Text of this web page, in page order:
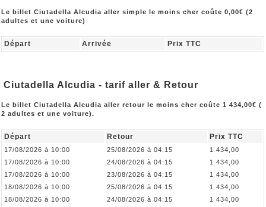
Le billet Ciutadella Alcudia aller simple le moins cher coûte 0,00€ (2
adultes et une voiture)
Départ Arrivée Prix TTC
Ciutadella Alcudia - tarif aller & Retour
Le billet Ciutadella Alcudia aller retour le moins cher coûte 1 434,00€ (
2 adultes et une voiture).
Départ Retour Prix TTC
17/08/2026 à 10:00 25/08/2026 à 04:15
1 434,00
17/08/2026 à 10:00
24/08/2026 à 04:15
1 434,00
17/08/2026 à 10:00
23/08/2026 à 04:15
1 434,00
18/08/2026 à 10:00
25/08/2026 à 04:15
1 434,00
18/08/2026 à 10:00
24/08/2026 à 04:15
1 434,00